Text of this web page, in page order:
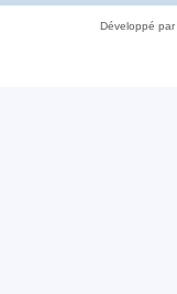
Développé par